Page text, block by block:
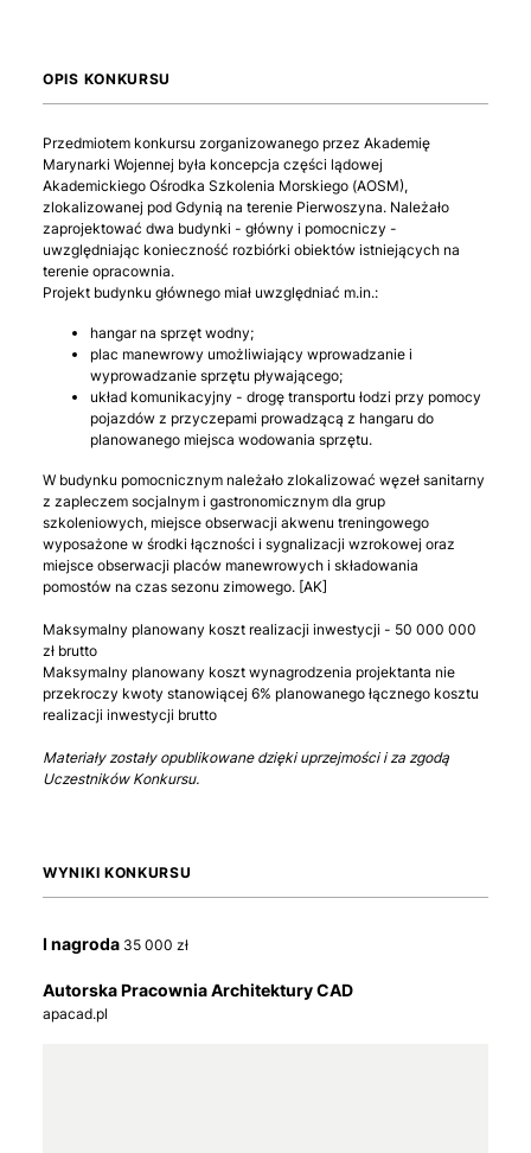
OPIS KONKURSU
Przedmiotem konkursu zorganizowanego przez Akademię
Marynarki Wojennej była koncepcja części lądowej
Akademickiego Ośrodka Szkolenia Morskiego (AOSM),
zlokalizowanej pod Gdynią na terenie Pierwoszyna. Należało
zaprojektować dwa budynki - główny i pomocniczy -
uwzględniając konieczność rozbiórki obiektów istniejących na
terenie opracownia.
Projekt budynku głównego miał uwzględniać m.in.:
hangar na sprzęt wodny;
plac manewrowy umożliwiający wprowadzanie i
wyprowadzanie sprzętu pływającego;
układ komunikacyjny - drogę transportu łodzi przy pomocy
pojazdów z przyczepami prowadzącą z hangaru do
planowanego miejsca wodowania sprzętu.
W budynku pomocnicznym należało zlokalizować węzeł sanitarny
z zapleczem socjalnym i gastronomicznym dla grup
szkoleniowych, miejsce obserwacji akwenu treningowego
wyposażone w środki łączności i sygnalizacji wzrokowej oraz
miejsce obserwacji placów manewrowych i składowania
pomostów na czas sezonu zimowego. [AK]
Maksymalny planowany koszt realizacji inwestycji - 50 000 000
zł brutto
Maksymalny planowany koszt wynagrodzenia projektanta nie
przekroczy kwoty stanowiącej 6% planowanego łącznego kosztu
realizacji inwestycji brutto
Materiały zostały opublikowane dzięki uprzejmości i za zgodą
Uczestników Konkursu.
WYNIKI KONKURSU
I nagroda 35 000 zł
Autorska Pracownia Architektury CAD
apacad.pl